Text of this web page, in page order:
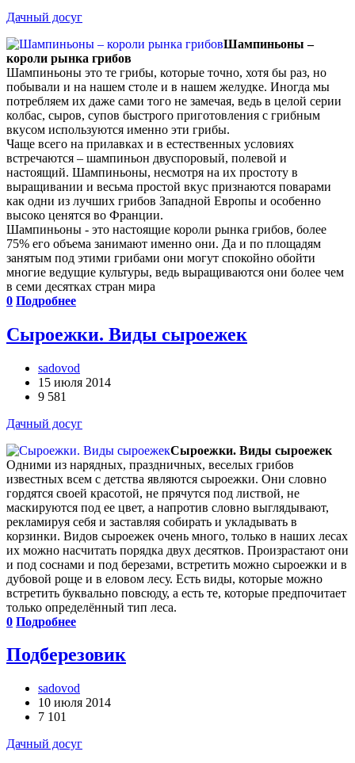
Дачный досуг
Шампиньоны –
короли рынка грибов
Шампиньоны это те грибы, которые точно, хотя бы раз, но
побывали и на нашем столе и в нашем желудке. Иногда мы
потребляем их даже сами того не замечая, ведь в целой серии
колбас, сыров, супов быстрого приготовления с грибным
вкусом используются именно эти грибы.
Чаще всего на прилавках и в естественных условиях
встречаются – шампиньон двуспоровый, полевой и
настоящий. Шампиньоны, несмотря на их простоту в
выращивании и весьма простой вкус признаются поварами
как одни из лучших грибов Западной Европы и особенно
высоко ценятся во Франции.
Шампиньоны - это настоящие короли рынка грибов, более
75% его объема занимают именно они. Да и по площадям
занятым под этими грибами они могут спокойно обойти
многие ведущие культуры, ведь выращиваются они более чем
в семи десятках стран мира
0 Подробнее
Сыроежки. Виды сыроежек
sadovod
15 июля 2014
9 581
Дачный досуг
Сыроежки. Виды сыроежек
Одними из нарядных, праздничных, веселых грибов
известных всем с детства являются сыроежки. Они словно
гордятся своей красотой, не прячутся под листвой, не
маскируются под ее цвет, а напротив словно выглядывают,
рекламируя себя и заставляя собирать и укладывать в
корзинки. Видов сыроежек очень много, только в наших лесах
их можно насчитать порядка двух десятков. Произрастают они
и под соснами и под березами, встретить можно сыроежки и в
дубовой роще и в еловом лесу. Есть виды, которые можно
встретить буквально повсюду, а есть те, которые предпочитает
только определённый тип леса.
0 Подробнее
Подберезовик
sadovod
10 июля 2014
7 101
Дачный досуг